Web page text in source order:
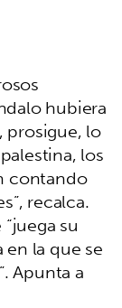
hubiera
prosigue, lo
los
contando
recalca.
su
la que se
Apunta a